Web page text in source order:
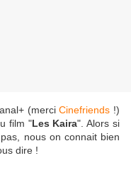
(merciCinefriends !)
film "Les Kaira". Alors si
nous on connait bien
dire !